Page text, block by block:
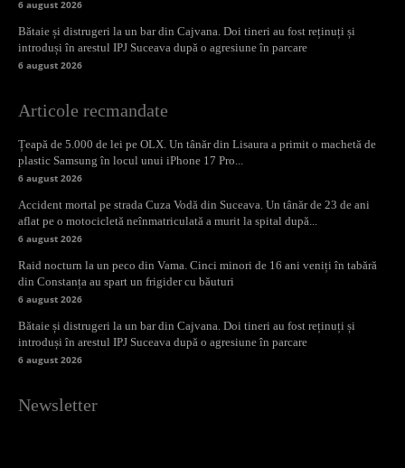
6 august 2026
Bătaie și distrugeri la un bar din Cajvana. Doi tineri au fost reținuți și
introduși în arestul IPJ Suceava după o agresiune în parcare
6 august 2026
Articole recmandate
Țeapă de 5.000 de lei pe OLX. Un tânăr din Lisaura a primit o machetă de
plastic Samsung în locul unui iPhone 17 Pro...
6 august 2026
Accident mortal pe strada Cuza Vodă din Suceava. Un tânăr de 23 de ani
aflat pe o motocicletă neînmatriculată a murit la spital după...
6 august 2026
Raid nocturn la un peco din Vama. Cinci minori de 16 ani veniți în tabără
din Constanța au spart un frigider cu băuturi
6 august 2026
Bătaie și distrugeri la un bar din Cajvana. Doi tineri au fost reținuți și
introduși în arestul IPJ Suceava după o agresiune în parcare
6 august 2026
Newsletter